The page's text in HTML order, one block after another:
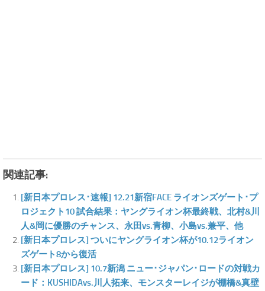
関連記事:
[新日本プロレス･速報] 12.21新宿FACE ライオンズゲート･プ
ロジェクト10 試合結果：ヤングライオン杯最終戦、北村&川
人&岡に優勝のチャンス、永田vs.青柳、小島vs.兼平、他
[新日本プロレス] ついにヤングライオン杯が10.12ライオン
ズゲート8から復活
[新日本プロレス] 10.7新潟 ニュー･ジャパン･ロードの対戦カ
ード：KUSHIDAvs.川人拓来、モンスターレイジが棚橋&真壁